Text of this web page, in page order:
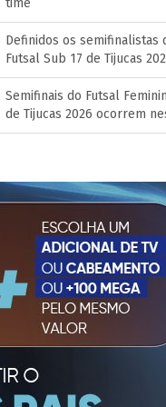
Definidos os semifinalistas
Futsal Sub 17 de Tijucas
Semifinais do Futsal
de Tijucas 2026 ocorrem